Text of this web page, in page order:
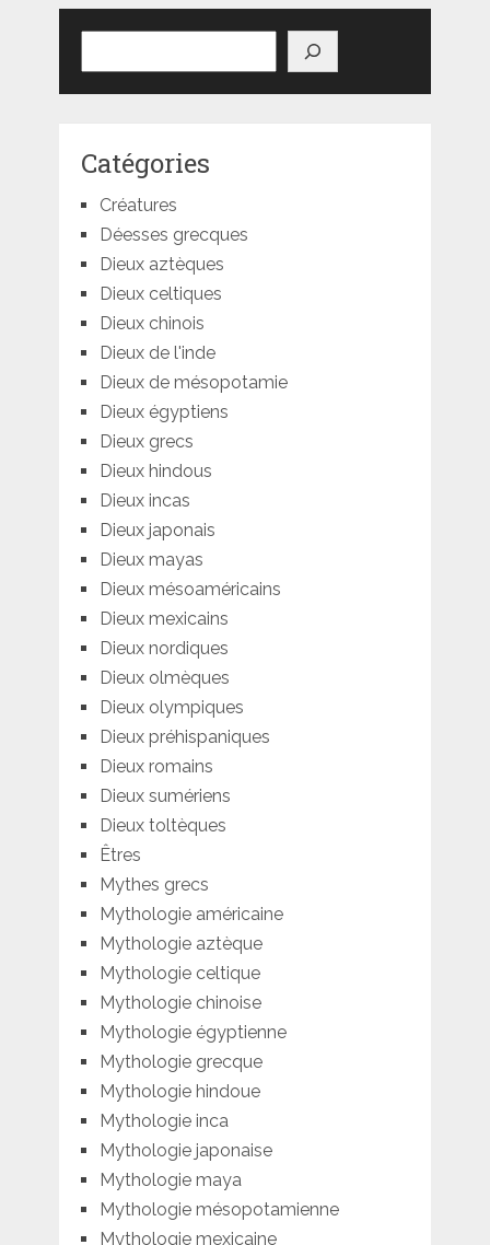
Catégories
Créatures
Déesses grecques
Dieux aztèques
Dieux celtiques
Dieux chinois
Dieux de l'inde
Dieux de mésopotamie
Dieux égyptiens
Dieux grecs
Dieux hindous
Dieux incas
Dieux japonais
Dieux mayas
Dieux mésoaméricains
Dieux mexicains
Dieux nordiques
Dieux olmèques
Dieux olympiques
Dieux préhispaniques
Dieux romains
Dieux sumériens
Dieux toltèques
Êtres
Mythes grecs
Mythologie américaine
Mythologie aztèque
Mythologie celtique
Mythologie chinoise
Mythologie égyptienne
Mythologie grecque
Mythologie hindoue
Mythologie inca
Mythologie japonaise
Mythologie maya
Mythologie mésopotamienne
Mythologie mexicaine